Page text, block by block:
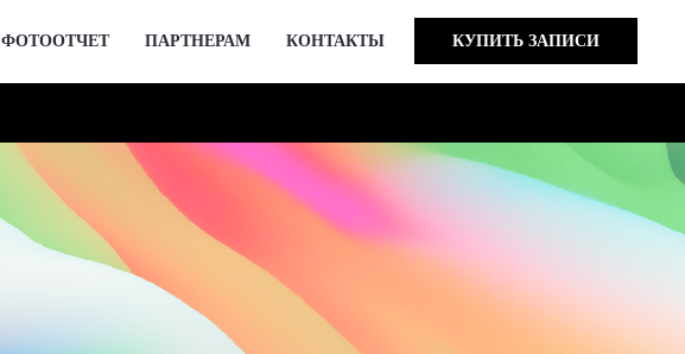
ФОТООТЧЕТ ПАРТНЕРАМ КОНТАКТЫ КУПИТЬ ЗАПИСИ